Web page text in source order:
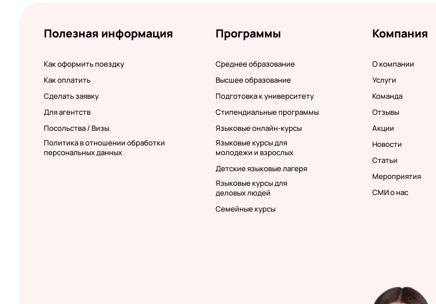
Полезная информация
Как оформить поездку
Как оплатить
Сделать заявку
Для агентств
Посольства / Визы
Политика в отношении обработки
персональных данных
Программы
Среднее образование
Высшее образование
Подготовка к университету
Стипендиальные программы
Языковые онлайн-курсы
Языковые курсы для
молодежи и взрослых
Детские языковые лагеря
Языковые курсы для
деловых людей
Семейные курсы
Компания
О компании
Услуги
Команда
Отзывы
Акции
Новости
Статьи
Мероприятия
СМИ о нас